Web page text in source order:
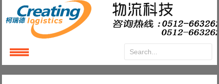
LoginorRegister